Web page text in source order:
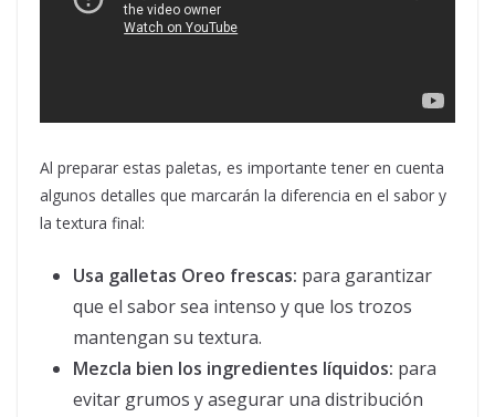
Al preparar estas paletas, es importante tener en cuenta
algunos detalles que marcarán la diferencia en el sabor y
la textura final:
Usa galletas Oreo frescas: para garantizar
que el sabor sea intenso y que los trozos
mantengan su textura.
Mezcla bien los ingredientes líquidos: para
evitar grumos y asegurar una distribución